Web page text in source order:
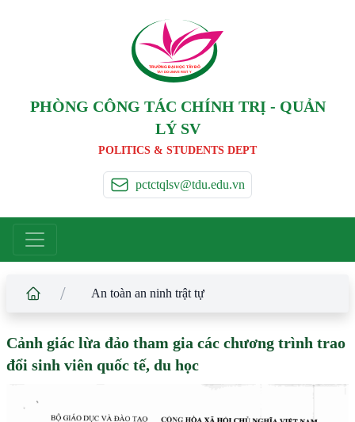
TRƯỜNG ĐẠI HỌC TÂY ĐÔ
TAY DO UNIVERSIT Y
PHÒNG CÔNG TÁC CHÍNH TRỊ - QUẢN
LÝ SV
POLITICS & STUDENTS DEPT
pctctqlsv@tdu.edu.vn
/ An toàn an ninh trật tự
Cảnh giác lừa đảo tham gia các chương trình trao
đổi sinh viên quốc tế, du học